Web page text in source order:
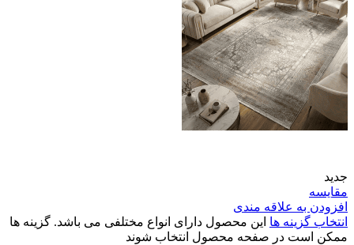
جدید
مقایسه
افزودن به علاقه مندی
انتخاب گزینه ها این محصول دارای انواع مختلفی می باشد. گزینه ها
ممکن است در صفحه محصول انتخاب شوند